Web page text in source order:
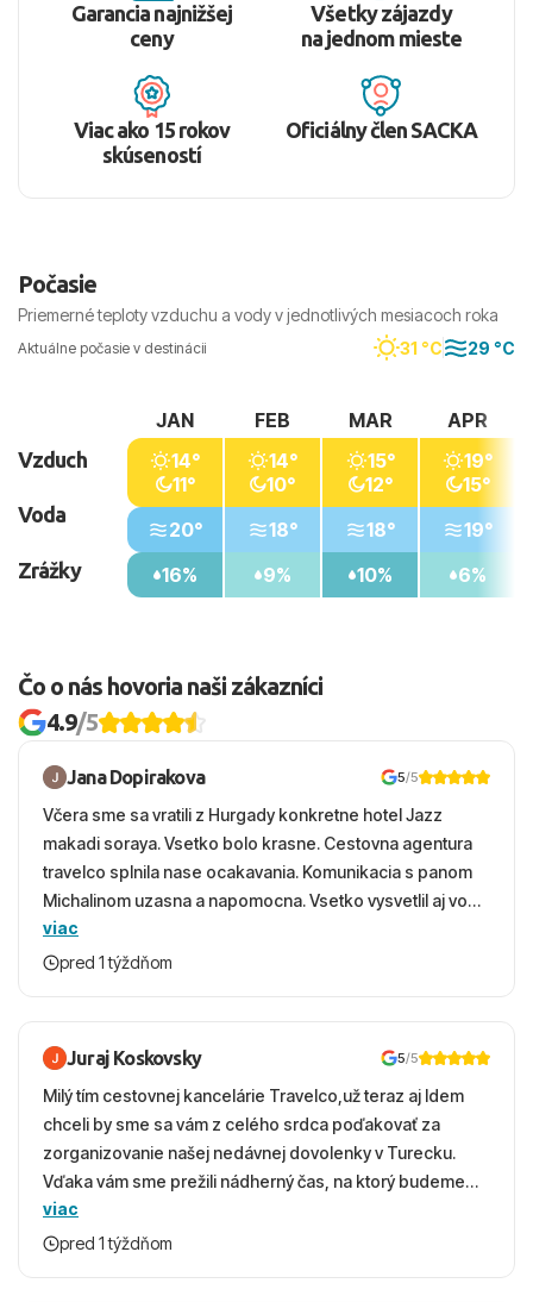
Garancia najnižšej
ceny
Všetky zájazdy
na jednom mieste
Viac ako 15 rokov
skúseností
Oficiálny člen SACKA
Počasie
Priemerné teploty vzduchu a vody v jednotlivých mesiacoch roka
Aktuálne počasie v destinácii 31 °C 29 °C
Vzduch
Voda
Zrážky
JAN
14°
11°
20°
16%
FEB
14°
10°
18°
9%
MAR
15°
12°
18°
10%
APR
19°
15°
19°
6%
Čo o nás hovoria naši zákazníci
4.9/5
Jana Dopirakova 5/5
Včera sme sa vratili z Hurgady konkretne hotel Jazz
makadi soraya. Vsetko bolo krasne. Cestovna agentura
travelco splnila nase ocakavania. Komunikacia s panom
Michalinom uzasna a napomocna. Vsetko vysvetlil aj vo
vecernych hodinach zaco sa ospravedlnujem. Hotel
krasny, cisty. Sluzby top. Strava, prostredie, more,
viac
pred 1 týždňom
Juraj Koskovsky 5/5
Milý tím cestovnej kancelárie Travelco,už teraz aj Idem
chceli by sme sa vám z celého srdca poďakovať za
zorganizovanie našej nedávnej dovolenky v Turecku.
Vďaka vám sme prežili nádherný čas, na ktorý budeme
ešte dlho s úsmevom spomínať. ​Všetko prebehlo
absolútne hladko – od prvotného výberu zájazdu, cez
viac
pred 1 týždňom